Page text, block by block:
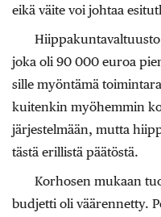
eikä väite voi johtaa
joka oli 90 000 euroa
sille myöntämä
kuitenkin myöhemmin
järjestelmään, mutta
tästä erillistä päätöstä.
Korhosen mukaan
budjetti oli väärennetty.